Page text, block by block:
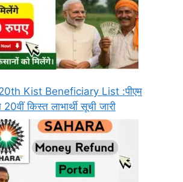
Kist Beneficiary List :पीएम
किस्त लाभार्थी सूची जारी